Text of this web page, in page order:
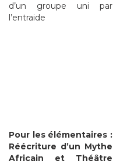
d’un groupe uni par
l’entraide
Pour les élémentaires :
Réécriture d’un Mythe
Africain et Théâtre